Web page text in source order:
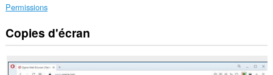
Permissions
Cette
extension
accéder
Copies d'écran